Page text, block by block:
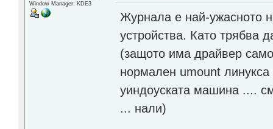
Window Manager: KDE3
Журнала е най-ужасното
устройства. Като трябва
(защото има драйвер
нормален umount
уиндоуската машина ....
... нали)